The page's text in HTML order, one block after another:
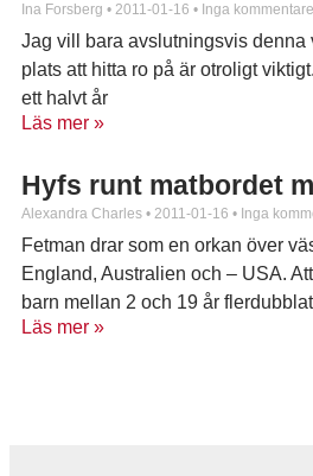
Ina Forsberg 2011-01-16 Inga
Jag vill bara avslutningsvis denna
plats att hitta ro på är otroligt
ett halvt år
Läs mer »
Hyfs runt matbordet
Alexandra Charles 2011-01-16 Inga
Fetman drar som en orkan över
England, Australien och – USA.
barn mellan 2 och 19 år
Läs mer »